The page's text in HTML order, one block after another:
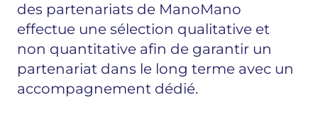
des partenariats de ManoMano
effectue une sélection qualitative et
non quantitative afin de garantir un
partenariat dans le long terme avec un
accompagnement dédié.